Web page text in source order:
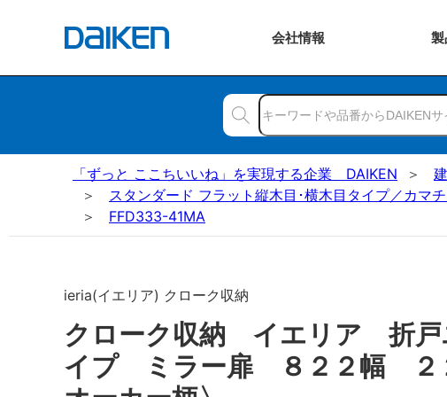
会社情報 製
「ずっと ここちいいね」を実現する企業 DAIKEN
スタンダード フラット縦木目･横木目タイプ／カマ
FFD333-41MA
ieria(イエリア) クローク収納
クローク収納 イエリア 折
イプ ミラー扉 ８２２幅 ２